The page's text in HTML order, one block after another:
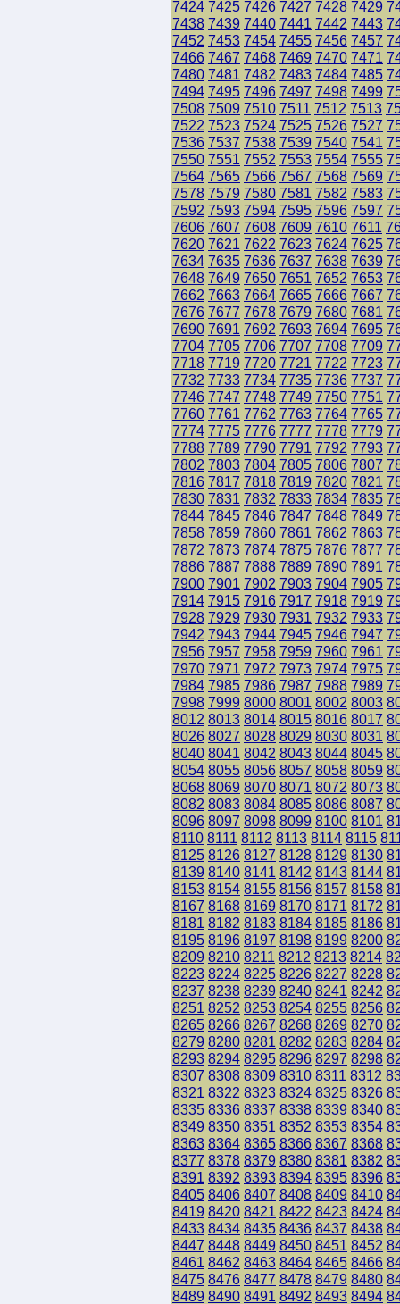
7424 7425 7426 7427 7428 7429
7438 7439 7440 7441 7442 7443
7452 7453 7454 7455 7456 7457
7466 7467 7468 7469 7470 7471
7480 7481 7482 7483 7484 7485
7494 7495 7496 7497 7498 7499
7508 7509 7510 7511 7512 7513
7522 7523 7524 7525 7526 7527
7536 7537 7538 7539 7540 7541
7550 7551 7552 7553 7554 7555
7564 7565 7566 7567 7568 7569
7578 7579 7580 7581 7582 7583
7592 7593 7594 7595 7596 7597
7606 7607 7608 7609 7610 7611
7620 7621 7622 7623 7624 7625
7634 7635 7636 7637 7638 7639
7648 7649 7650 7651 7652 7653
7662 7663 7664 7665 7666 7667
7676 7677 7678 7679 7680 7681
7690 7691 7692 7693 7694 7695
7704 7705 7706 7707 7708 7709
7718 7719 7720 7721 7722 7723
7732 7733 7734 7735 7736 7737
7746 7747 7748 7749 7750 7751
7760 7761 7762 7763 7764 7765
7774 7775 7776 7777 7778 7779
7788 7789 7790 7791 7792 7793
7802 7803 7804 7805 7806 7807
7816 7817 7818 7819 7820 7821
7830 7831 7832 7833 7834 7835
7844 7845 7846 7847 7848 7849
7858 7859 7860 7861 7862 7863
7872 7873 7874 7875 7876 7877
7886 7887 7888 7889 7890 7891
7900 7901 7902 7903 7904 7905
7914 7915 7916 7917 7918 7919
7928 7929 7930 7931 7932 7933
7942 7943 7944 7945 7946 7947
7956 7957 7958 7959 7960 7961
7970 7971 7972 7973 7974 7975
7984 7985 7986 7987 7988 7989
7998 7999 8000 8001 8002 8003
8012 8013 8014 8015 8016 8017
8026 8027 8028 8029 8030 8031
8040 8041 8042 8043 8044 8045
8054 8055 8056 8057 8058 8059
8068 8069 8070 8071 8072 8073
8082 8083 8084 8085 8086 8087
8096 8097 8098 8099 8100 8101
8110 8111 8112 8113 8114 8115
8125 8126 8127 8128 8129 8130
8139 8140 8141 8142 8143 8144
8153 8154 8155 8156 8157 8158
8167 8168 8169 8170 8171 8172
8181 8182 8183 8184 8185 8186
8195 8196 8197 8198 8199 8200
8209 8210 8211 8212 8213 8214
8223 8224 8225 8226 8227 8228
8237 8238 8239 8240 8241 8242
8251 8252 8253 8254 8255 8256
8265 8266 8267 8268 8269 8270
8279 8280 8281 8282 8283 8284
8293 8294 8295 8296 8297 8298
8307 8308 8309 8310 8311 8312
8321 8322 8323 8324 8325 8326
8335 8336 8337 8338 8339 8340
8349 8350 8351 8352 8353 8354
8363 8364 8365 8366 8367 8368
8377 8378 8379 8380 8381 8382
8391 8392 8393 8394 8395 8396
8405 8406 8407 8408 8409 8410
8419 8420 8421 8422 8423 8424
8433 8434 8435 8436 8437 8438
8447 8448 8449 8450 8451 8452
8461 8462 8463 8464 8465 8466
8475 8476 8477 8478 8479 8480
8489 8490 8491 8492 8493 8494